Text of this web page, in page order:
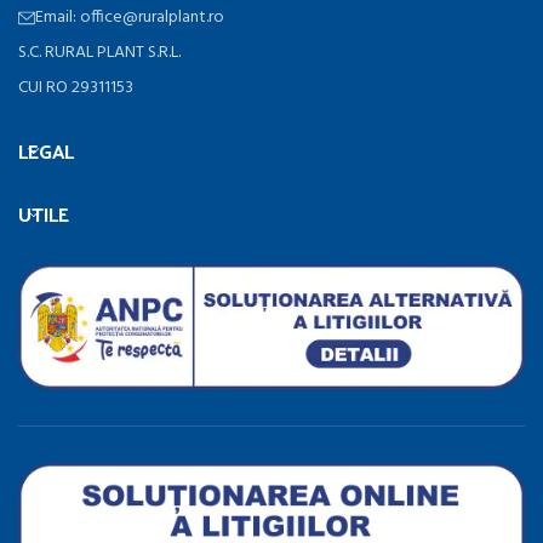
Email: office@ruralplant.ro
S.C. RURAL PLANT S.R.L.
CUI RO 29311153
LEGAL
UTILE